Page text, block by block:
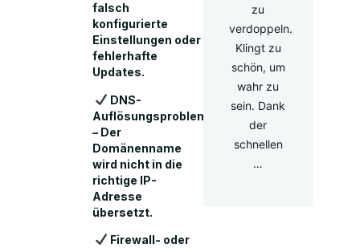
falsch
konfigurierte
Einstellungen oder
fehlerhafte
Updates.
DNS-
Auflösungsprobleme
– Der
Domänenname
wird nicht in die
richtige IP-
Adresse
übersetzt.
Firewall- oder
zu
verdoppeln.
Klingt zu
schön, um
wahr zu
sein. Dank
der
schnellen
…